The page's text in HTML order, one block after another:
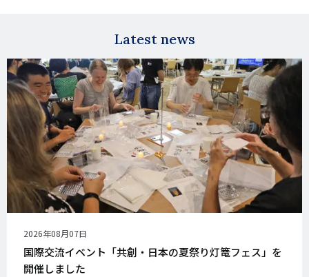
Latest news
公
開
日
2026年08月07日
国際交流イベント「共創・日本の夏祭り灯篭フェス」を
開催しました